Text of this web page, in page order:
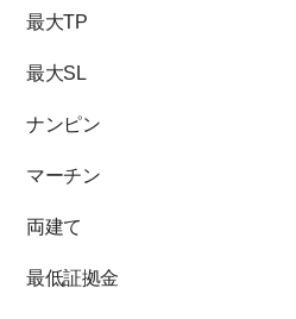
最大TP
最大SL
ナンピン
マーチン
両建て
最低証拠金